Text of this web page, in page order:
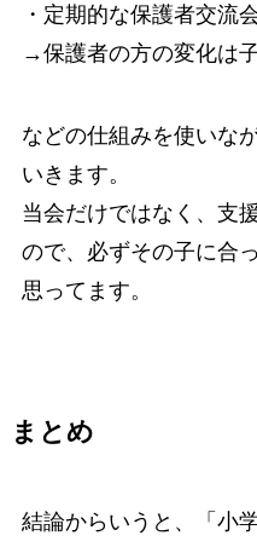
・定期的な保護者交流
→保護者の方の変化は
などの仕組みを使いな
いきます。
当会だけではなく、支
ので、必ずその子に合
思ってます。
まとめ
結論からいうと、
「小